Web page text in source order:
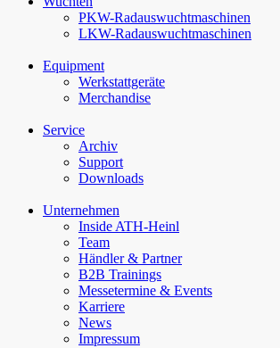
PKW-Rad­auswucht­maschinen
LKW-Rad­auswucht­maschinen
Equipment
Werkstattgeräte
Merchandise
Service
Archiv
Support
Downloads
Unternehmen
Inside ATH-Heinl
Team
Händler & Partner
B2B Trainings
Messetermine & Events
Karriere
News
Impressum